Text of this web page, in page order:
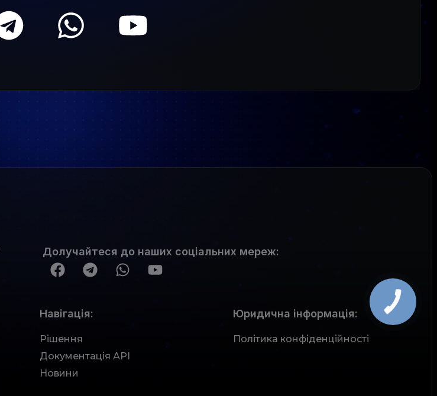
Долучайтеся до наших соціальних мереж:
Рішення
Документація АРІ
Новини
Навігація: Юридична інформація:
Політика конфіденційності